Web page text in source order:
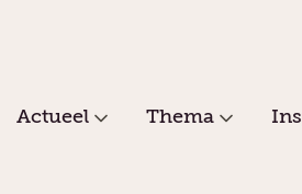
Actueel Thema